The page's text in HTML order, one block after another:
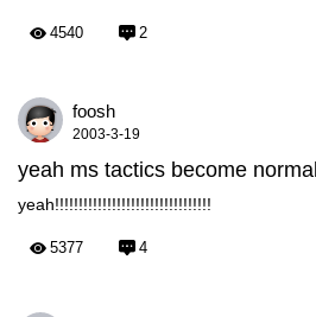
4540 2
foosh
2003-3-19
yeah ms tactics become
yeah!!!!!!!!!!!!!!!!!!!!!!!!!!!!!!!!!
5377 4